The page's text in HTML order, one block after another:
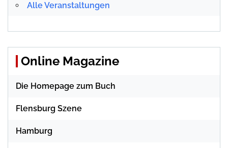
Alle Veranstaltungen
Online Magazine
Die Homepage zum Buch
Flensburg Szene
Hamburg